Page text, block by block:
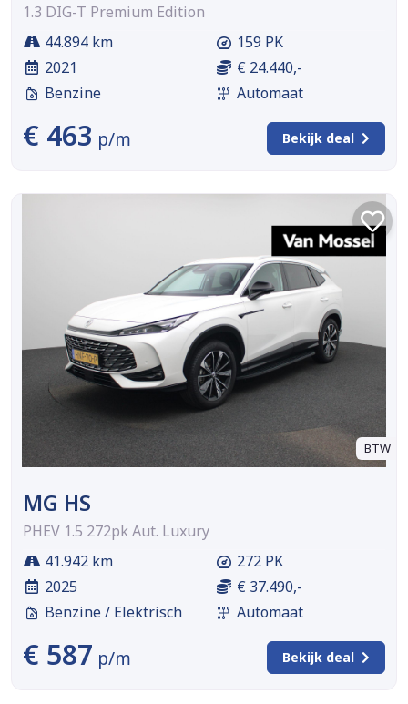
1.3 DIG-T Premium Edition
44.894 km
2021
Benzine
159 PK
€ 24.440,-
Automaat
€ 463 p/m Bekijk deal
BTW
MG HS
PHEV 1.5 272pk Aut. Luxury
41.942 km
2025
Benzine / Elektrisch
272 PK
€ 37.490,-
Automaat
€ 587 p/m Bekijk deal